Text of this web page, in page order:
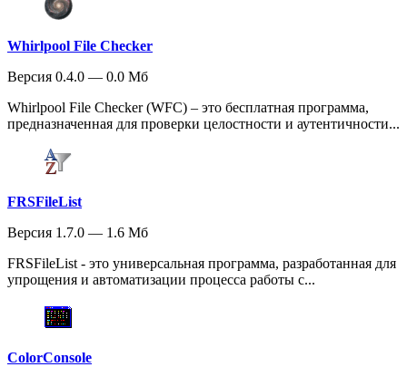
Whirlpool File Checker
Версия 0.4.0 — 0.0 Мб
Whirlpool File Checker (WFC) – это бесплатная программа,
предназначенная для проверки целостности и аутентичности...
FRSFileList
Версия 1.7.0 — 1.6 Мб
FRSFileList - это универсальная программа, разработанная для
упрощения и автоматизации процесса работы с...
ColorConsole